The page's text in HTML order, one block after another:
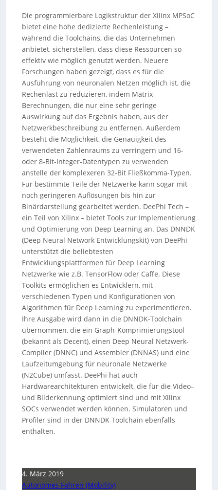
Die programmierbare Logikstruktur der Xilinx MPSoC
bietet eine hohe dedizierte Rechenleistung –
während die Toolchains, die das Unternehmen
anbietet, sicherstellen, dass diese Ressourcen so
effektiv wie möglich genutzt werden. Neuere
Forschungen haben gezeigt, dass es für die
Ausführung von neuronalen Netzen möglich ist, die
Rechenlast zu reduzieren, indem Matrix-
Berechnungen, die nur eine sehr geringe
Auswirkung auf das Ergebnis haben, aus der
Netzwerkbeschreibung zu entfernen. Außerdem
besteht die Möglichkeit, die Genauigkeit des
verwendeten Zahlenraums zu verringern und 16-
oder 8-Bit-Integer-Datentypen zu verwenden
anstelle der komplexeren 32-Bit Fließkomma-Typen.
Für bestimmte Teile der Netzwerke kann sogar mit
noch geringeren Auflösungen bis hin zur
Binärdarstellung gearbeitet werden. DeePhi Tech –
ein Teil von Xilinx – bietet Tools zur Implementierung
und Optimierung von Deep Learning an. Das DNNDK
(Deep Neural Network Entwicklungskit) von DeePhi
unterstützt die beliebtesten
Entwicklungsplattformen für Deep Learning
Netzwerke wie z.B. TensorFlow oder Caffe. Diese
Toolkits ermöglichen es Entwicklern, mit
verschiedenen Typen und Konfigurationen von
Algorithmen für Deep Learning zu experimentieren.
Ihre Ausgabe wird dann in die DNNDK-Toolchain
übernommen, die ein Graph-Komprimierungstool
(bekannt als Decent), einen Deep Neural Netzwerk-
Compiler (DNNC) und Assembler (DNNAS) und eine
Laufzeitumgebung für neuronale Netzwerke
(N2Cube) umfasst. DeePhi hat auch
Hardwarearchitekturen entwickelt, die für die Video–
und Bilderkennung optimiert sind und mit Xilinx
SOCs verwendet werden können. Simulatoren und
Profiler sind in der DNNDK Toolchain ebenfalls
enthalten.
4. März 2019
Autonomes Fahren (Mobility)